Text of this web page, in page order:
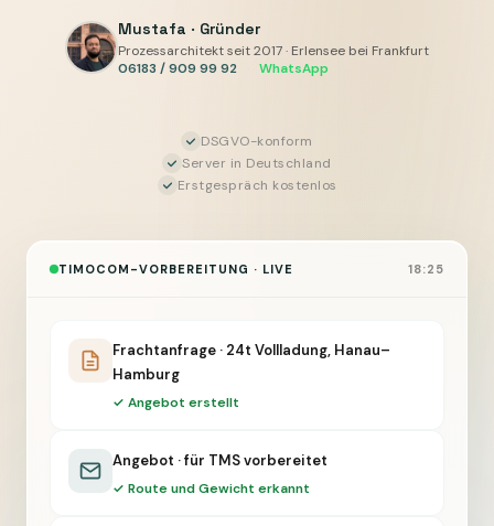
Sie
geben
Mustafa · Gründer
Prozessarchitekt seit 2017 · Erlensee bei Frankfurt
06183 / 909 99 92
WhatsApp
DSGVO-konform
Server in Deutschland
Erstgespräch kostenlos
TIMOCOM-VORBEREITUNG · LIVE 18:25
Frachtanfrage · 24t Vollladung, Hanau–
Hamburg
✓ Angebot erstellt
Angebot · für TMS vorbereitet
✓ Route und Gewicht erkannt